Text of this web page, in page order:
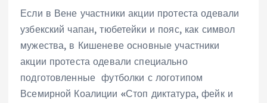
Если в Вене участники акции протеста одевали
узбекский чапан, тюбетейки и пояс, как символ
мужества, в Кишеневе основные участники
акции протеста одевали специально
подготовленные футболки с логотипом
Всемирной Коалиции «Стоп диктатура, фейк и